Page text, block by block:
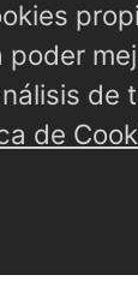
de
de